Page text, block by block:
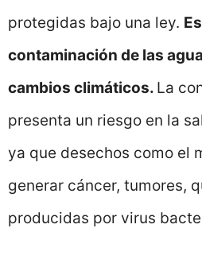
protegidas bajo una ley.
contaminación de las
cambios climáticos. La
presenta un riesgo en la
ya que desechos como el
generar cáncer, tumores,
producidas por virus